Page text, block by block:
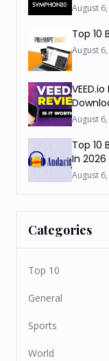
August
Top 10
August
August
Top 10
In 2026
August
Categories
Top 10
General
Sports
World